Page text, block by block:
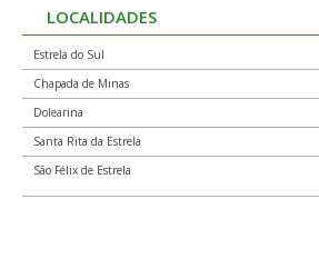
LOCALIDADES
Estrela do Sul
Chapada de Minas
Dolearina
Santa Rita da Estrela
São Félix de Estrela